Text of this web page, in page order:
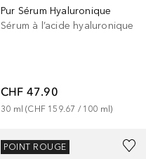
Pur Sérum Hyaluronique
Sérum à l’acide hyaluronique
CHF 47.90
30 ml (CHF 159.67 / 100 ml)
POINT ROUGE